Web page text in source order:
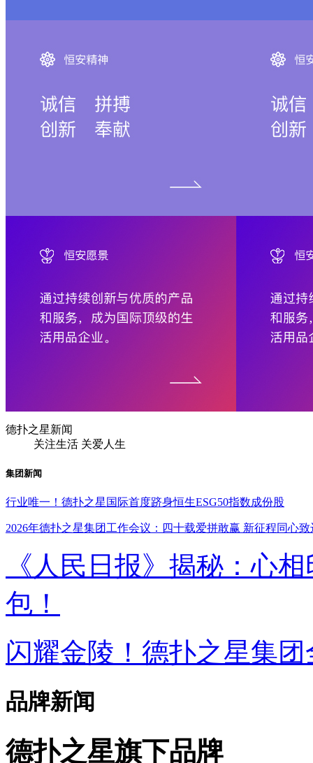
德扑之星新闻
关注生活 关爱人生
集团新闻
行业唯一！德扑之星国际首度跻身恒生ESG50指数成份股
2026年德扑之星集团工作会议：四十载爱拼敢赢 新征程同心致
《人民日报》揭秘：
包！
闪耀金陵！德扑之星
品牌新闻
德扑之星旗下品牌